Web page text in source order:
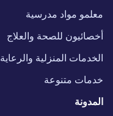
معلمو مواد مدرسية
أخصائيون للصحة والعلاج
الخدمات المنزلية والرعاية
خدمات متنوعة
المدونة